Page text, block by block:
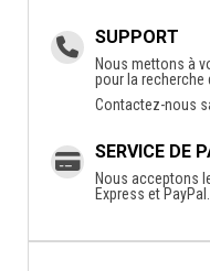
SUPPORT
Nous mettons à
pour la recherche
Contactez-nous
SERVICE DE
Nous acceptons
Express et PayPal.